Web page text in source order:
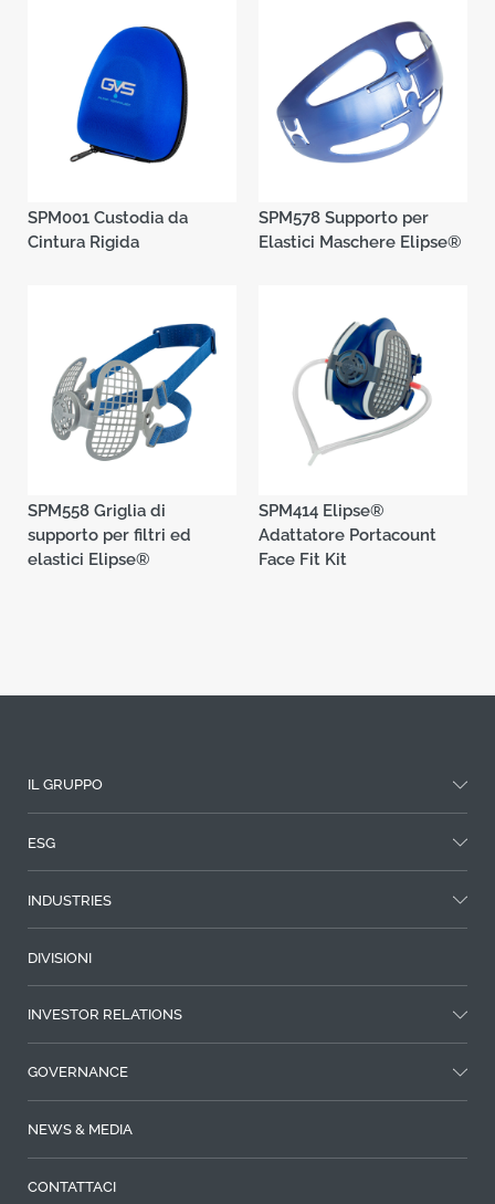
SPM001 Custodia da
Cintura Rigida
SPM578 Supporto per
Elastici Maschere Elipse®
SPM558 Griglia di
supporto per filtri ed
SPM414 Elipse®
Adattatore Portacount
INDUSTRIES
DIVISIONI
INVESTOR RELATIONS
GOVERNANCE
NEWS & MEDIA
CONTATTACI
LAVORA CON NOI